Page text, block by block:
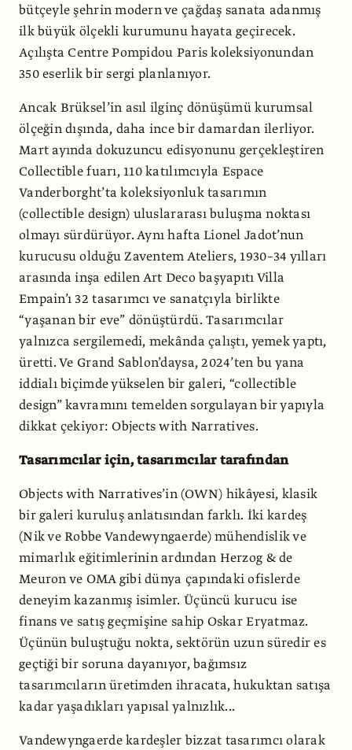
bütçeyle şehrin modern ve çağdaş sanata adanmış
ilk büyük ölçekli kurumunu hayata geçirecek.
Açılışta Centre Pompidou Paris koleksiyonundan
350 eserlik bir sergi planlanıyor.
Ancak Brüksel’in asıl ilginç dönü­şümü kurumsal
ölçeğin dışında, daha ince bir damardan ilerliyor.
Mart ayında dokuzuncu edisyonunu gerçekleştiren
Collectible fuarı, 110 katılımcıyla Espace
Vanderborght’ta koleksiyonluk tasa­rımın
(collectible design) uluslararası buluşma noktası
olmayı sürdürüyor. Aynı hafta Lionel Jadot’nun
kurucusu ol­duğu Zaventem Ateliers, 1930–34 yılları
arasında inşa edilen Art Deco başyapıtı Villa
Empain’ı 32 tasarımcı ve sanatçıyla birlikte
“yaşanan bir eve” dönüştür­dü. Tasarımcılar
yalnızca sergilemedi, mekânda çalıştı, yemek yaptı,
üretti. Ve Grand Sablon’daysa, 2024’ten bu yana
iddialı biçimde yükselen bir galeri, “collectible
design” kavramını temelden sorgulayan bir yapıyla
dikkat çekiyor: Objects with Narratives.
Tasarımcılar için, tasarımcılar tarafından
Objects with Narratives’in (OWN) hikâyesi, klasik
bir galeri kuruluş anlatısından farklı. İki kardeş
(Nik ve Robbe Vandewyngaerde) mühendislik ve
mimarlık eğitimlerinin ardından Herzog & de
Meuron ve OMA gibi dünya çapın­daki ofislerde
deneyim kazanmış isimler. Üçüncü kurucu ise
finans ve satış geç­mişine sahip Oskar Eryatmaz.
Üçünün buluştuğu nokta, sektörün uzun süredir es
geçtiği bir soruna dayanıyor, bağım­sız
tasarımcıların üretimden ihracata, hukuktan satışa
kadar yaşadıkları yapısal yalnızlık...
Vandewyngaerde kardeşler bizzat tasarımcı olarak